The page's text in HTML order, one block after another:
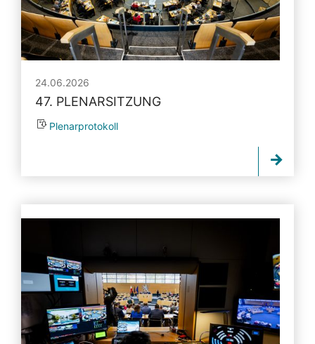
24.06.2026
47. PLENARSITZUNG
Plenarprotokoll